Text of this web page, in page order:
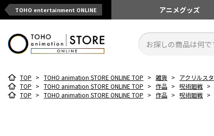
TOHO entertainment ONLINE アニメグッズ
TOP > TOHO animation STORE ONLINE TOP > 雑貨 > アクリルス
TOP > TOHO animation STORE ONLINE TOP > 作品 > 呪術廻戦 >
TOP > TOHO animation STORE ONLINE TOP > 作品 > 呪術廻戦 >